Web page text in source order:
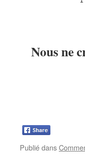
Nous ne
Publié dans